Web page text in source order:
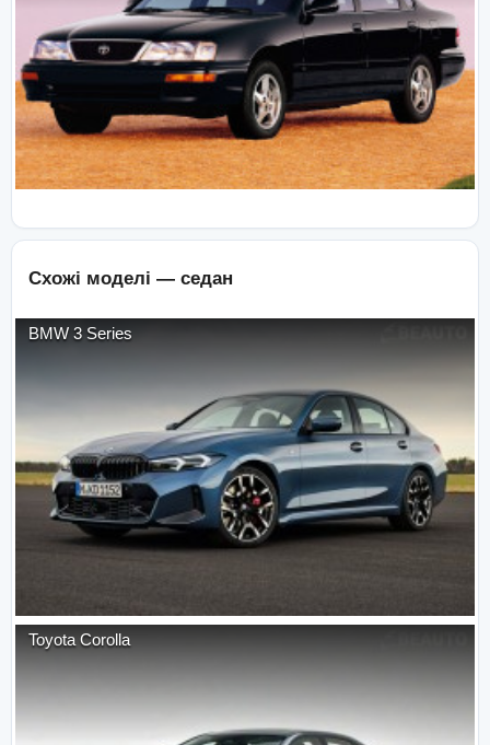
Схожі моделі — седан
BMW 3 Series
Toyota Corolla